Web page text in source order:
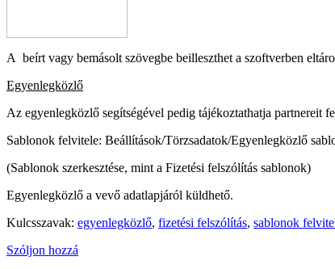
A beírt vagy bemásolt szövegbe beilleszthet a szoftverben
Egyenlegközlő
Az egyenlegközlő segítségével pedig tájékoztathatja partnereit
Sablonok felvitele: Beállítások/Törzsadatok/Egyenlegközlő
(Sablonok szerkesztése, mint a Fizetési felszólítás sablonok)
Egyenlegközlő a vevő adatlapjáról küldhető.
Kulcsszavak: egyenlegközlő, fizetési felszólítás, sablonok
Szóljon hozzá